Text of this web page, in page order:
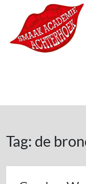
Ga naar de inhoud
Hoofdnavigatie
Tag: de